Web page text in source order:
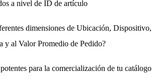
a nivel de ID de artículo
dimensiones de Ubicación, Dispositivo,
y al Valor Promedio de Pedido?
para la comercialización de tu catálogo